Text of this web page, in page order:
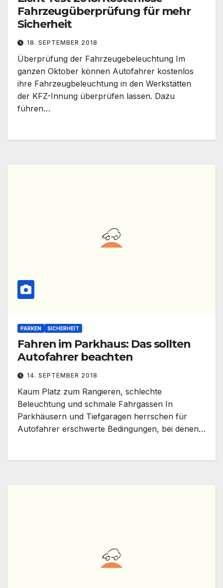
Fahrzeugüberprüfung für mehr
Sicherheit
18. SEPTEMBER 2018
Überprüfung der Fahrzeugebeleuchtung Im
ganzen Oktober können Autofahrer kostenlos
ihre Fahrzeugbeleuchtung in den Werkstätten
der KFZ-Innung überprüfen lassen. Dazu
führen…
PARKEN SICHERHEIT
Fahren im Parkhaus: Das sollten
Autofahrer beachten
14. SEPTEMBER 2018
Kaum Platz zum Rangieren, schlechte
Beleuchtung und schmale Fahrgassen In
Parkhäusern und Tiefgaragen herrschen für
Autofahrer erschwerte Bedingungen, bei denen…